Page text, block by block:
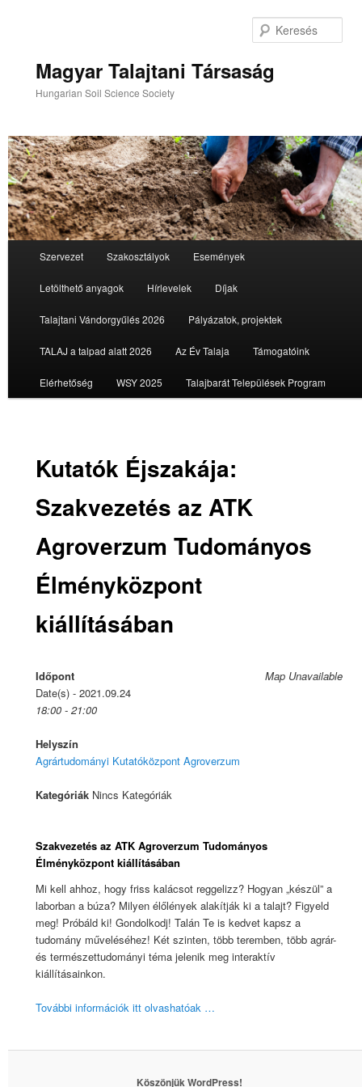
Magyar Talajtani Társaság
Hungarian Soil Science Society
Szervezet Szakosztályok Események
Letölthető anyagok Hírlevelek Díjak
Talajtani Vándorgyűlés 2026 Pályázatok, projektek
TALAJ a talpad alatt 2026 Az Év Talaja Támogatóink
Elérhetőség WSY 2025 Talajbarát Települések Program
Kutatók Éjszakája:
Szakvezetés az ATK
Agroverzum Tudományos
Élményközpont
kiállításában
Map Unavailable
Időpont
Date(s) - 2021.09.24
18:00 - 21:00
Helyszín
Agrártudományi Kutatóközpont Agroverzum
Kategóriák Nincs Kategóriák
Szakvezetés az ATK Agroverzum Tudományos
Élményközpont kiállításában
Mi kell ahhoz, hogy friss kalácsot reggelizz? Hogyan „készül” a
laborban a búza? Milyen élőlények alakítják ki a talajt? Figyeld
meg! Próbáld ki! Gondolkodj! Talán Te is kedvet kapsz a
tudomány műveléséhez! Két szinten, több teremben, több agrár-
és természettudományi téma jelenik meg interaktív
kiállításainkon.
További információk itt olvashatóak …
Köszönjük WordPress!